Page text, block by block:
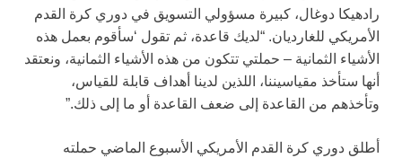
رادهيكا دوغال، كبيرة مسؤولي التسويق في دوري كرة القدم
الأمريكي للغارديان. “لديك قاعدة، ثم تقول ‘سأقوم بعمل هذه
الأشياء الثمانية – حملتي تتكون من هذه الأشياء الثمانية، ونعتقد
أنها ستأخذ مقياسيننا، اللذين لدينا أهداف قابلة للقياس،
وتأخذهم من القاعدة إلى ضعف القاعدة أو ما إلى ذلك.”
أطلق دوري كرة القدم الأمريكي الأسبوع الماضي حملته